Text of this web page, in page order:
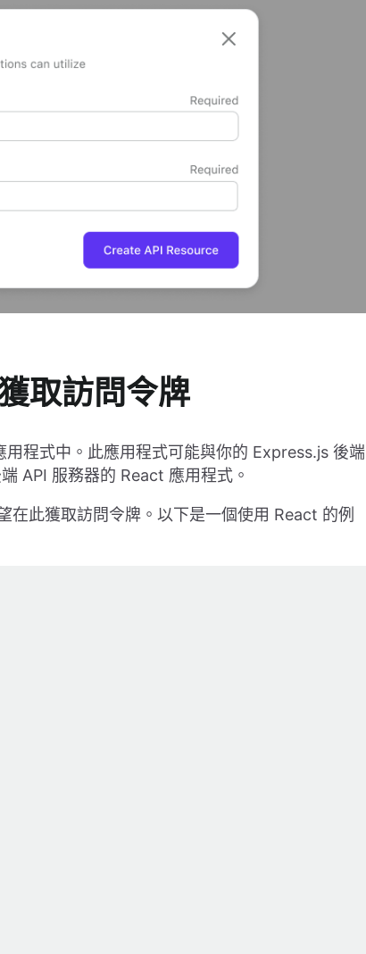
取訪問令牌
程式中。此應用程式可能與你的 Express.js 後端
API 服務器的 React 應用程式。
此獲取訪問令牌。以下是一個使用 React 的例